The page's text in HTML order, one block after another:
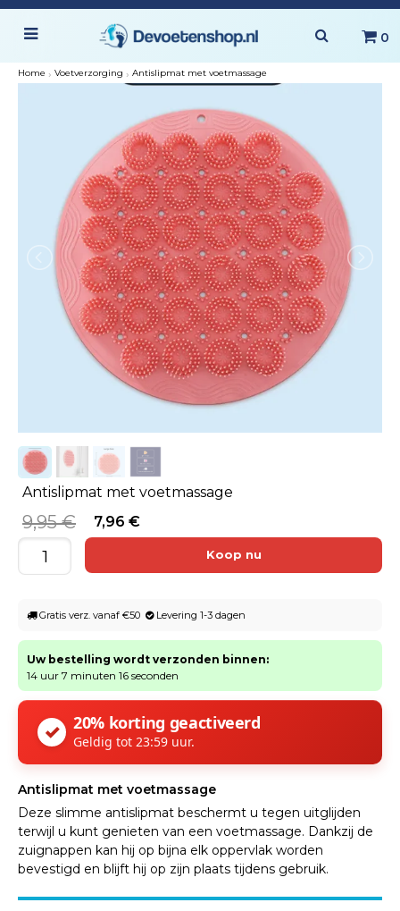
0
Home › Voetverzorging › Antislipmat met voetmassage
Antislipmat met voetmassage
9,95 € 7,96 €
Gratis verz. vanaf €50 Levering 1-3 dagen
Uw bestelling wordt verzonden binnen:
14 uur 7 minuten 16 seconden
✓ 20% korting geactiveerd
Geldig tot 23:59 uur.
Antislipmat met voetmassage
Deze slimme antislipmat beschermt u tegen uitglijden
terwijl u kunt genieten van een voetmassage. Dankzij de
zuignappen kan hij op bijna elk oppervlak worden
bevestigd en blijft hij op zijn plaats tijdens gebruik.